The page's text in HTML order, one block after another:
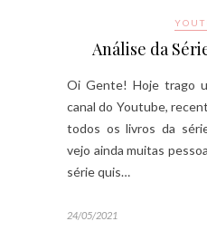
Análise da
Oi Gente! Hoje trago
canal do Youtube,
todos os livros da
vejo ainda muitas
série quis…
24/05/2021